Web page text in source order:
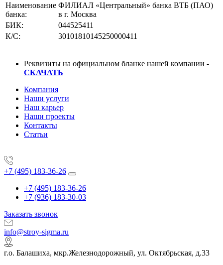
Наименование
банка:
ФИЛИАЛ «Центральный» банка ВТБ (ПАО)
в г. Москва
БИК:
044525411
К/С:
30101810145250000411
Реквизиты на официальном бланке нашей компании -
СКАЧАТЬ
Компания
Наши услуги
Наш карьер
Наши проекты
Контакты
Статьи
+7 (495) 183-36-26
+7 (495) 183-36-26
+7 (936) 183-30-03
Заказать звонок
info@stroy-sigma.ru
г.о. Балашиха, мкр.Железнодорожный, ул. Октябрьская, д.33